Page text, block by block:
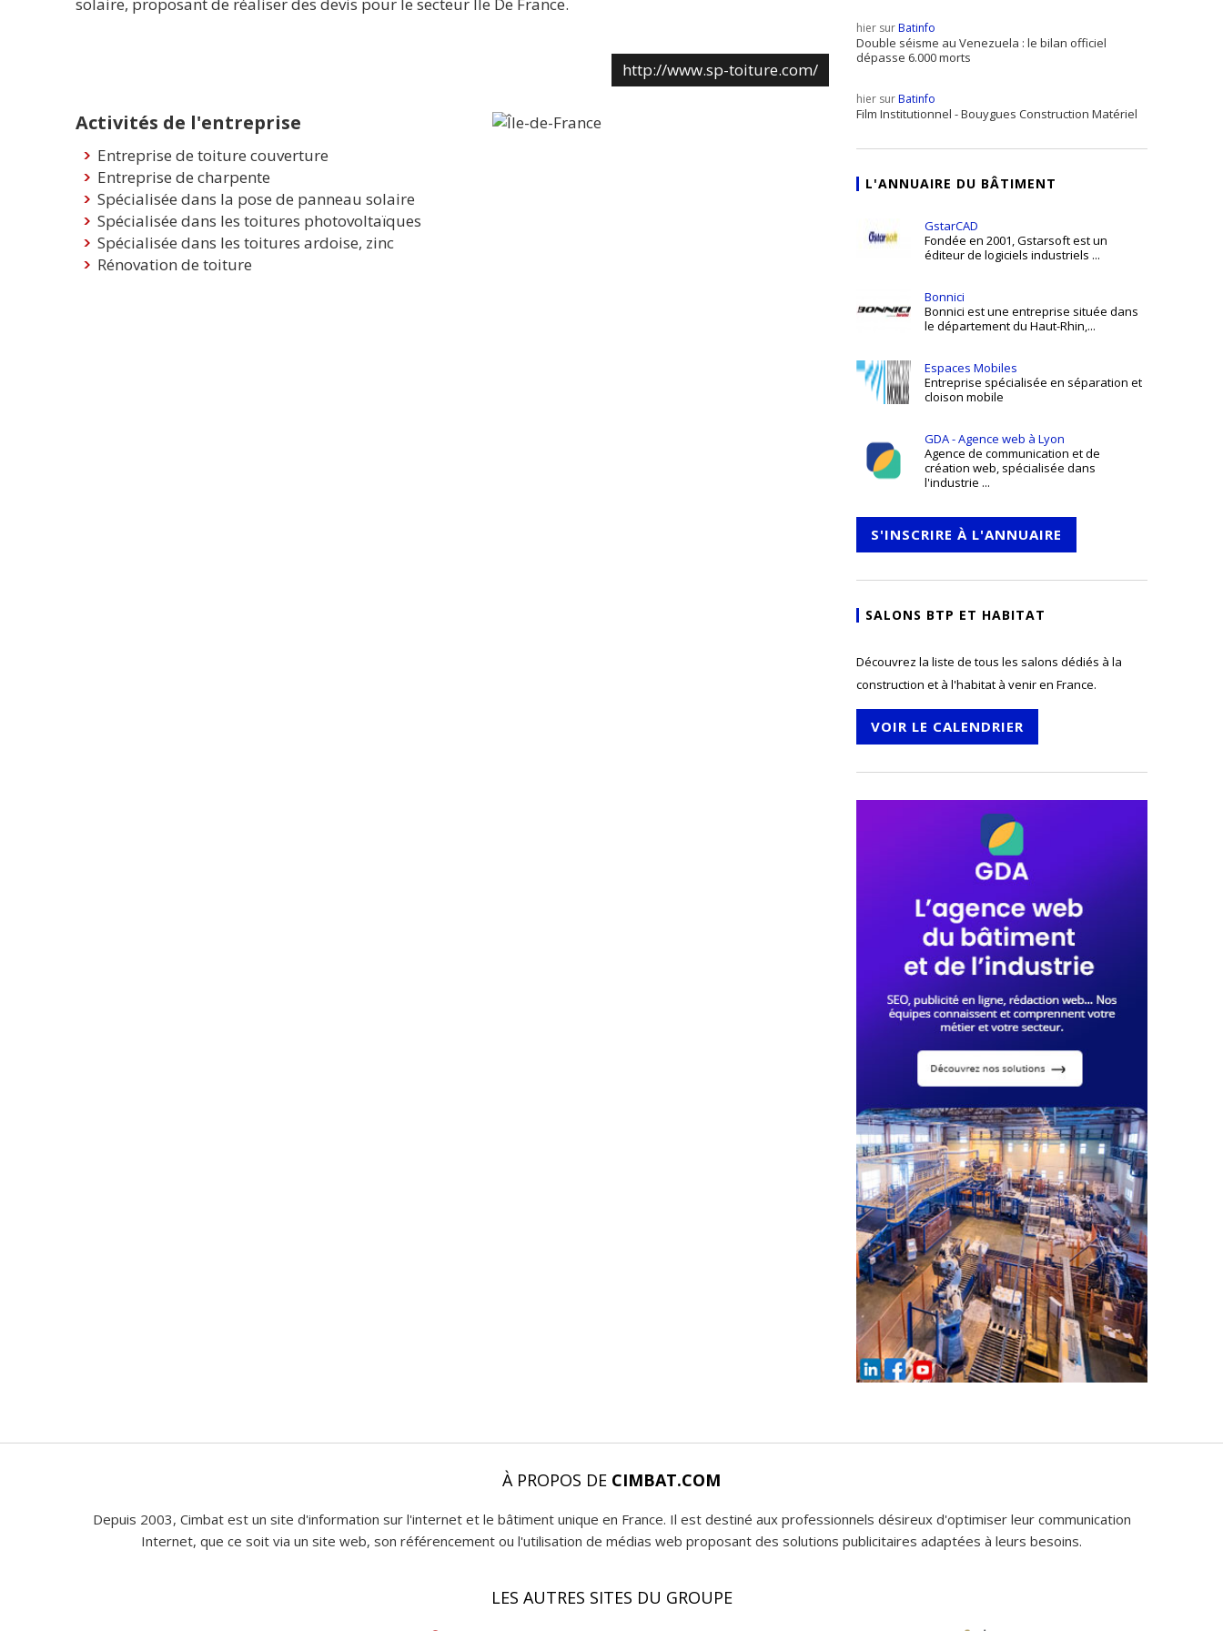
solaire, proposant de réaliser des devis pour le secteur Ile De France.
http://www.sp-toiture.com/
Activités de l'entreprise
Entreprise de toiture couverture
Entreprise de charpente
Spécialisée dans la pose de panneau solaire
Spécialisée dans les toitures photovoltaïques
Spécialisée dans les toitures ardoise, zinc
Rénovation de toiture
hier surBatinfo
Double séisme au Venezuela : le bilan officiel
dépasse 6.000 morts
hier surBatinfo
Film Institutionnel - Bouygues Construction Matériel
L'ANNUAIRE DU BÂTIMENT
GstarCAD
Fondée en 2001, Gstarsoft est un
éditeur de logiciels industriels ...
Bonnici
Bonnici est une entreprise située dans
le département du Haut-Rhin,...
Espaces Mobiles
Entreprise spécialisée en séparation et
cloison mobile
GDA - Agence web à Lyon
Agence de communication et de
création web, spécialisée dans
l'industrie ...
S'INSCRIRE À L'ANNUAIRE
SALONS BTP ET HABITAT
Découvrez la liste de tous les salons dédiés à la
construction et à l'habitat à venir en France.
VOIR LE CALENDRIER
À PROPOS DE CIMBAT.COM
Depuis 2003, Cimbat est un site d'information sur l'internet et le bâtiment unique en France. Il est destiné aux professionnels désireux d'optimiser leur communication
Internet, que ce soit via un site web, son référencement ou l'utilisation de médias web proposant des solutions publicitaires adaptées à leurs besoins.
LES AUTRES SITES DU GROUPE